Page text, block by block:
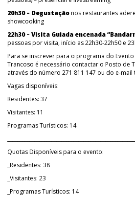
20h30 – Degustaçãonos restaurantes
showcooking
22h30 – Visita Guiada encenada
pessoas por visita, início as 22h30-22h50 e
Para se inscrever para o programa do
Trancoso é necessário contactar o Posto de
através do número 271 811 147 ou do e-
Vagas disponíveis:
Residentes: 37
Visitantes: 11
Programas Turísticos: 14
Quotas Disponíveis para o evento:
_Residentes: 38
_Visitantes: 23
_Programas Turísticos: 14